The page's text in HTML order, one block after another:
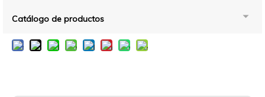
Catálogo de productos